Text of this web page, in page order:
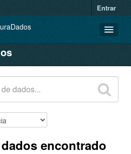
Entrar
encontrado